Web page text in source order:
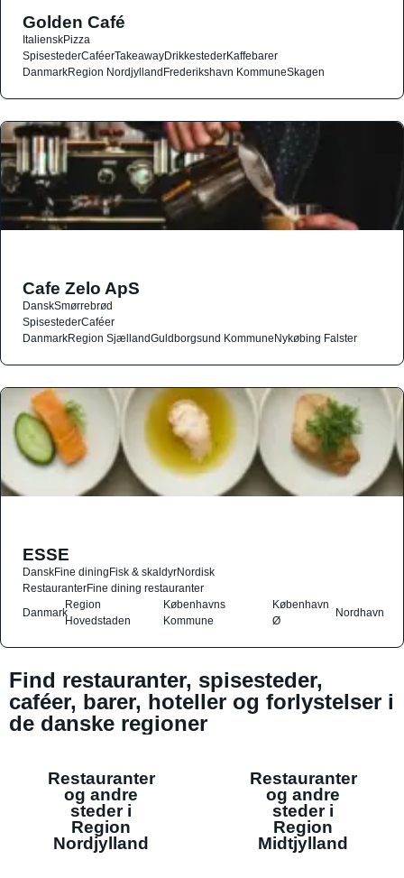
Golden Café
ItalienskPizza
SpisestederCaféerTakeawayDrikkestederKaffebarer
DanmarkRegion NordjyllandFrederikshavn KommuneSkagen
Cafe Zelo ApS
DanskSmørrebrød
SpisestederCaféer
DanmarkRegion SjællandGuldborgsund KommuneNykøbing Falster
ESSE
DanskFine diningFisk & skaldyrNordisk
RestauranterFine dining restauranter
Danmark
Region
Hovedstaden
Københavns
Kommune
København
Ø
Nordhavn
Find restauranter, spisesteder,
caféer, barer, hoteller og forlystelser i
de danske regioner
Restauranter
og andre
steder i
Region
Nordjylland
Restauranter
og andre
steder i
Region
Midtjylland